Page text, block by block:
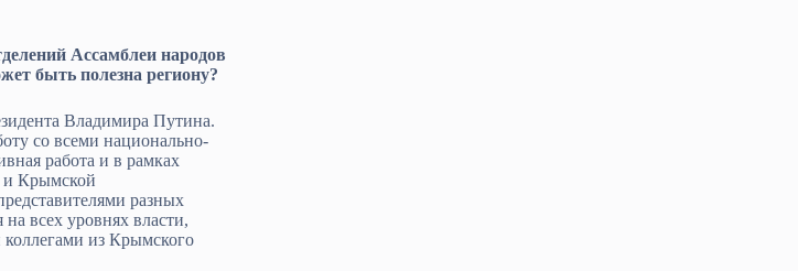
Ассамблеи народов
быть полезна региону?
Владимира Путина.
со всеми национально-
работа и в рамках
и Крымской
разных
всех уровнях власти,
из Крымского